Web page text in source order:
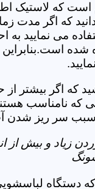
است که لاستیک
که اگر مدت
می نمایید به
که اگر بیشتر از
که نامناسب
سبب سر ریز
زیاد و بیش از
دستگاه